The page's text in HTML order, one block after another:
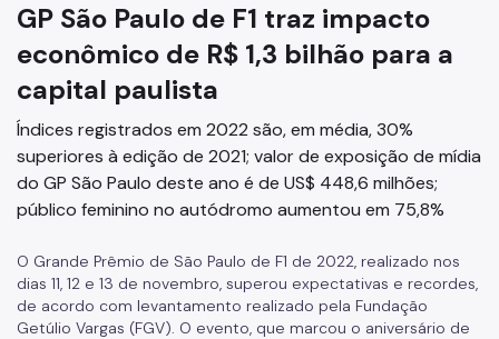
GP São Paulo de F1 traz impacto
econômico de R$ 1,3 bilhão para a
capital paulista
Índices registrados em 2022 são, em média, 30%
superiores à edição de 2021; valor de exposição de mídia
do GP São Paulo deste ano é de US$ 448,6 milhões;
público feminino no autódromo aumentou em 75,8%
O Grande Prêmio de São Paulo de F1 de 2022, realizado nos
dias 11, 12 e 13 de novembro, superou expectativas e recordes,
de acordo com levantamento realizado pela Fundação
Getúlio Vargas (FGV). O evento, que marcou o aniversário de